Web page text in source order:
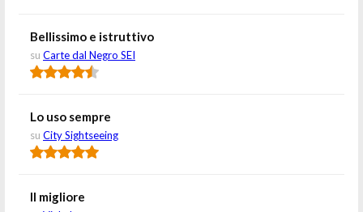
Bellissimo e istruttivo
su Carte dal Negro SEI
Lo uso sempre
su City Sightseeing
Il migliore